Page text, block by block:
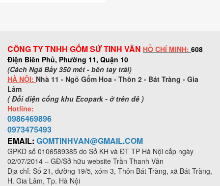
CÔNG TY TNHH GỐM SỨ TINH VÂN HỒ CHÍ MINH: 608
Điện Biên Phủ, Phường 11, Quận 10
(Cách Ngã Bảy 350 mét - bên tay trái)
HÀ NỘI: Nhà 11 - Ngõ Gốm Hoa - Thôn 2 - Bát Tràng - Gia
Lâm
( Đối diện cổng khu Ecopark - ở trên đê )
Hotline:
0986469896
0973475493
EMAIL: GOMTINHVAN@GMAIL.COM
GPKD số 0106589385 do Sở KH và ĐT TP Hà Nội cấp ngày
02/07/2014 – GĐ/Sở hữu website Trần Thanh Vân
Địa chỉ: Số 21, đường 19/5, xóm 3, Thôn Bát Tràng, xã Bát Tràng,
H. Gia Lâm, Tp. Hà Nội